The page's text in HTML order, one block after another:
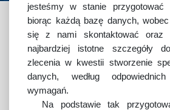
jesteśmy w stanie przygotować
biorąc każdą bazę danych,
się z nami skontaktować oraz
najbardziej istotne szczegóły
zlecenia w kwestii stworzenie
danych, według
wymagań.
Na podstawie tak